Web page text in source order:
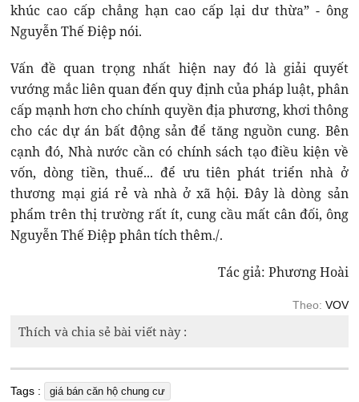
khúc cao cấp chẳng hạn cao cấp lại dư thừa” - ông
Nguyễn Thế Điệp nói.
Vấn đề quan trọng nhất hiện nay đó là giải quyết
vướng mắc liên quan đến quy định của pháp luật, phân
cấp mạnh hơn cho chính quyền địa phương, khơi thông
cho các dự án bất động sản để tăng nguồn cung. Bên
cạnh đó, Nhà nước cần có chính sách tạo điều kiện về
vốn, dòng tiền, thuế... để ưu tiên phát triển nhà ở
thương mại giá rẻ và nhà ở xã hội. Đây là dòng sản
phẩm trên thị trường rất ít, cung cầu mất cân đối, ông
Nguyễn Thế Điệp phân tích thêm./.
Tác giả: Phương Hoài
Theo: VOV
Thích và chia sẻ bài viết này :
Tags : giá bán căn hộ chung cư